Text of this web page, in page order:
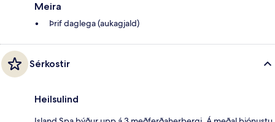
Meira
Þrif daglega (aukagjald)
Sérkostir
Heilsulind